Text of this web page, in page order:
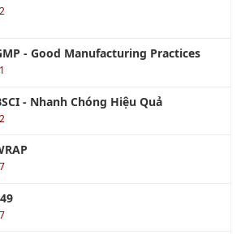
- Good Manufacturing Practices
- Nhanh Chóng Hiệu Quả
8000